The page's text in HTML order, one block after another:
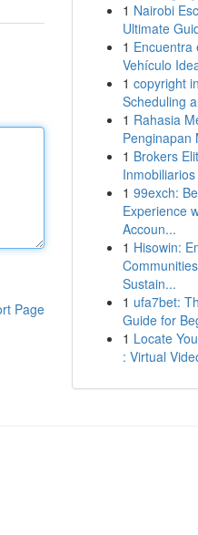
Page
1 Nairobi
Ultimate
1 Encuentra
Vehículo
1 copyright
Scheduling
1 Rahasia
Penginapan
1 Brokers
1 99exch:
Experience
Accoun...
1 Hisowin:
Sustain...
1 ufa7bet:
Guide for
1 Locate
: Virtual